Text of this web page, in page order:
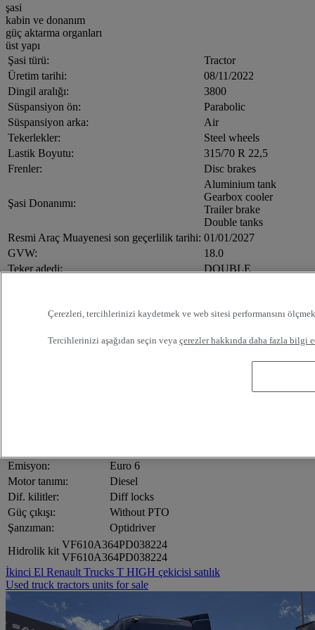
şasi
kabin ve donanım
güç aktarma organları
üst yapı
Şasi türü:
Tractor
Üretim tarihi:
08/11/2022
Dingil aralığı:
3800
Süspansiyon ön:
Parabolic
Süspansiyon arka:
Air
Tekerlekler:
Steel wheels
Lastik Boyutu:
315/70 R 22,5
Frenler:
Disc brakes
Şasi Donanımı:
Aluminium tank
Gearbox cooler
Trailer brake
Double tanks
Resmi Araç Muayenesi son geçerlilik tarihi: 01/01/2027
GVW:
18.0
Teker adedi:
DOUBLE
Central locking
Heated mirrors
Emisyon:
Euro 6
Motor tanımı:
Diesel
Dif. kilitler:
Diff locks
Güç çıkışı:
Without PTO
Şanzıman:
Optidriver
Hidrolik kit
VF610A364PD038224
VF610A364PD038224
İkinci El Renault Trucks T HIGH çekicisi satılık
Used truck tractors units for sale
Çerezleri, tercihlerinizi kaydetmek ve web sitesi performansını
Tercihlerinizi aşağıdan seçin veya çerezler hakkında daha fazla bilgi